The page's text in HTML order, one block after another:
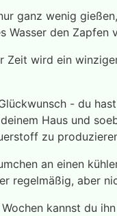
ganz wenig
Wasser den Zapfen
Zeit wird ein
- du
Haus und
zu
an einen
regelmäßig, aber
kannst du